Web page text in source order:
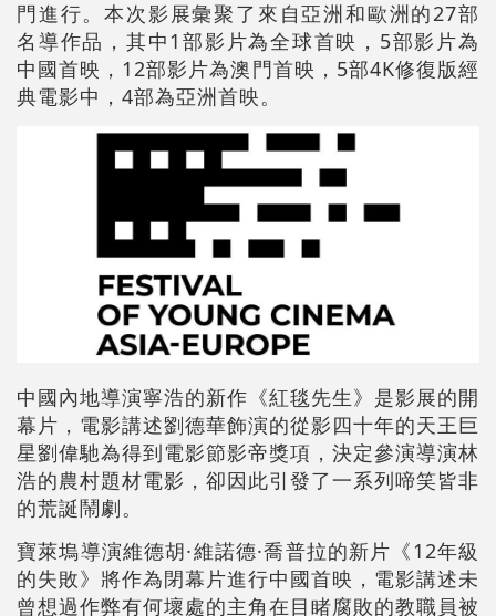
門進行。本次影展彙聚了來自亞洲和歐洲的27部
名導作品，其中1部影片為全球首映，5部影片為
中國首映，12部影片為澳門首映，5部4K修復版經
典電影中，4部為亞洲首映。
中國內地導演寧浩的新作《紅毯先生》是影展的開
幕片，電影講述劉德華飾演的從影四十年的天王巨
星劉偉馳為得到電影節影帝獎項，決定參演導演林
浩的農村題材電影，卻因此引發了一系列啼笑皆非
的荒誕鬧劇。
寶萊塢導演維德胡·維諾德·喬普拉的新片《12年級
的失敗》將作為閉幕片進行中國首映，電影講述未
曾想過作弊有何壞處的主角在目睹腐敗的教職員被